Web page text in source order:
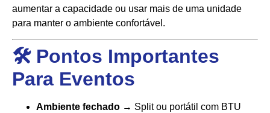
aumentar a capacidade ou usar mais de uma unidade
para manter o ambiente confortável.
🛠️ Pontos Importantes
Para Eventos
Ambiente fechado → Split ou portátil com BTU